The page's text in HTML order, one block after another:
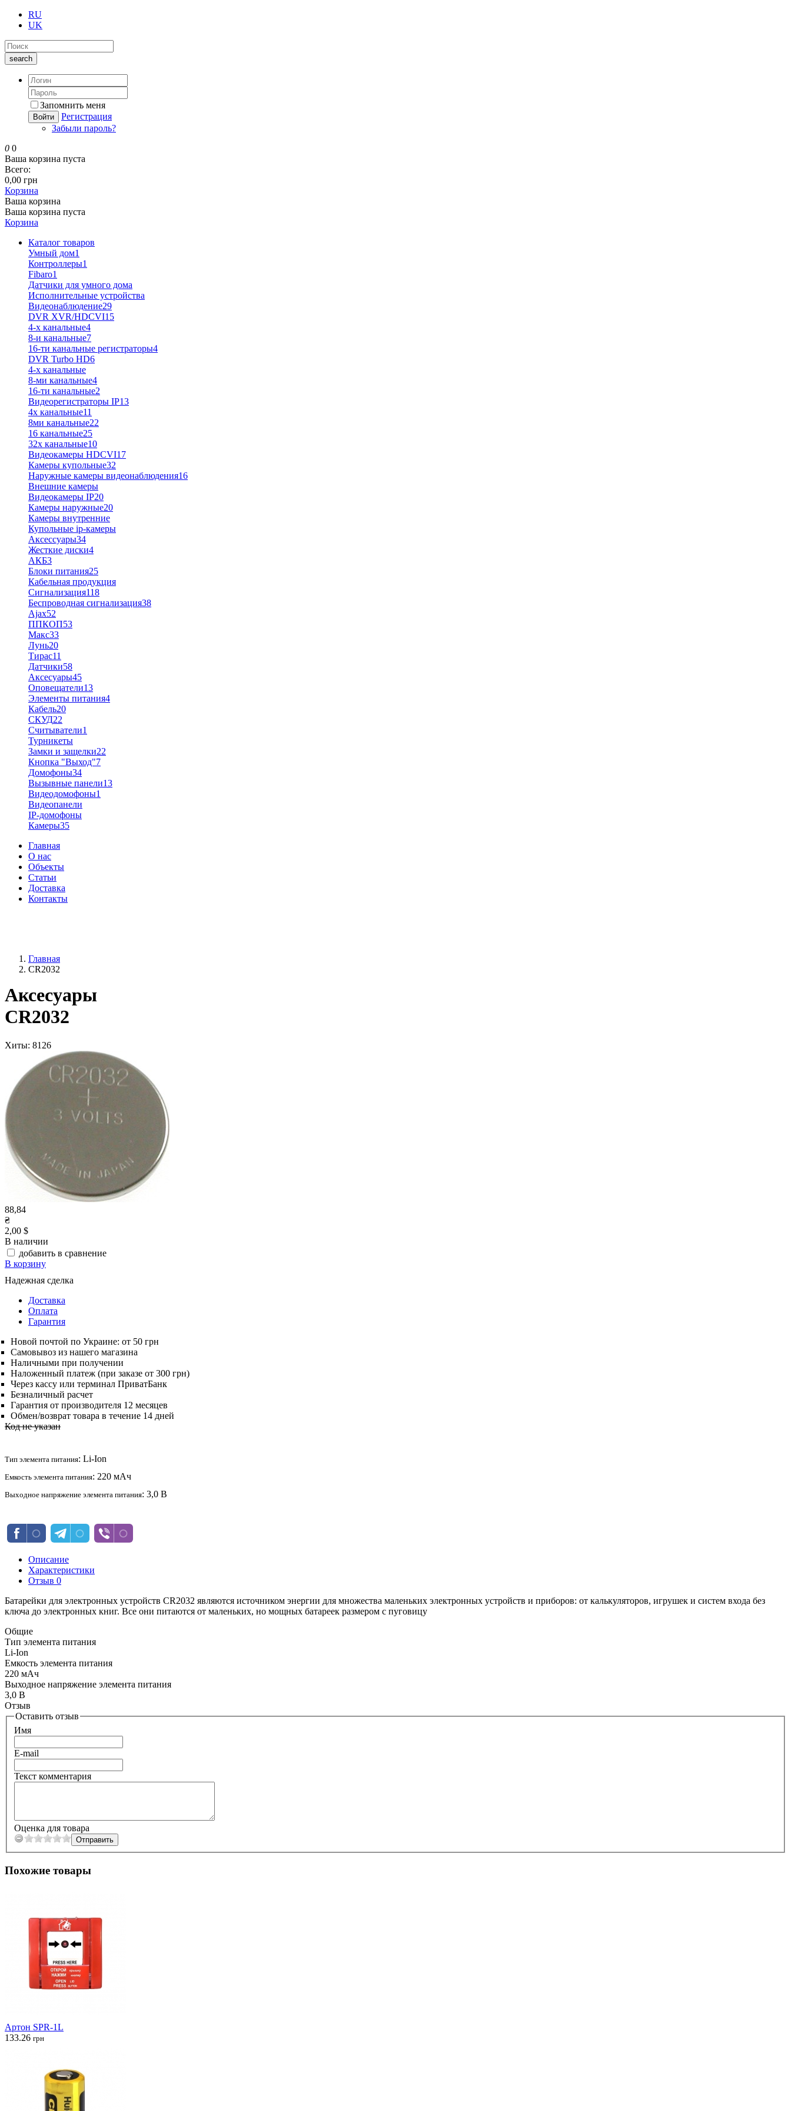
RU
UK
search
Запомнить меня
Войти
Регистрация
Забыли пароль?
0 0
Ваша корзина пуста
Всего:
0,00 грн
Корзина
Ваша корзина
Ваша корзина пуста
Корзина
Каталог товаров
Умный дом1
Контроллеры1
Fibaro1
Датчики для умного дома
Исполнительные устройства
Видеонаблюдение29
DVR XVR/HDCVI15
4-x канальные4
8-и канальные7
16-ти канальные регистраторы4
DVR Turbo HD6
4-х канальные
8-ми канальные4
16-ти канальные2
Видеорегистраторы IP13
4х канальные11
8ми канальные22
16 канальные25
32x канальные10
Видеокамеры HDCVI17
Камеры купольные32
Наружные камеры видеонаблюдения16
Внешние камеры
Видеокамеры IP20
Камеры наружные20
Камеры внутренние
Купольные ip-камеры
Аксессуары34
Жесткие диски4
АКБ3
Блоки питания25
Кабельная продукция
Сигнализация118
Беспроводная сигнализация38
Ajax52
ППКОП53
Макс33
Лунь20
Тирас11
Датчики58
Аксесуары45
Оповещатели13
Элементы питания4
Кабель20
СКУД22
Считыватели1
Турникеты
Замки и защелки22
Кнопка "Выход"7
Домофоны34
Вызывные панели13
Видеодомофоны1
Видеопанели
IP-домофоны
Камеры35
Главная
О нас
Объекты
Статьи
Доставка
Контакты
Главная
CR2032
Аксесуары
CR2032
Хиты: 8126
88,84
₴
2,00 $
В наличии
добавить в сравнение
В корзину
Надежная сделка
Доставка
Оплата
Гарантия
Новой почтой по Украине: от 50 грн
Самовывоз из нашего магазина
Наличными при получении
Наложенный платеж (при заказе от 300 грн)
Через кассу или терминал ПриватБанк
Безналичный расчет
Гарантия от производителя 12 месяцев
Обмен/возврат товара в течение 14 дней
Код не указан
Тип элемента питания: Li-Ion
Емкость элемента питания: 220 мАч
Выходное напряжение элемента питания: 3,0 В
Описание
Характеристики
Отзыв 0
Батарейки для электронных устройств CR2032 являются источником энергии для множества маленьких электронных устройств и приборов: от калькуляторов, игрушек и систем входа без
ключа до электронных книг. Все они питаются от маленьких, но мощных батареек размером с пуговицу
Общие
Тип элемента питания
Li-Ion
Емкость элемента питания
220 мАч
Выходное напряжение элемента питания
3,0 В
Отзыв
Оставить отзыв
Имя
E-mail
Текст комментария
Оценка для товара
Похожие товары
Артон SPR-1L
133.26 грн